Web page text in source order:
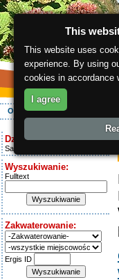
O regionie Aktywnie
Dziś jest:
Saturday 8.08.2026
Wyszukiwanie:
Fulltext
Zakwaterowanie:
Ergis ID
This
This website uses
experience. By using
cookies in accordance
I agree